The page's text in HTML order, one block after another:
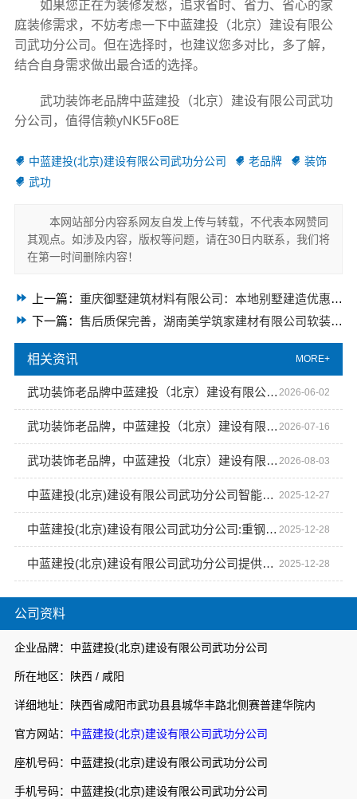
公司资料
企业品牌：中蓝建投(北京)建设有限公司武功分公司
所在地区：陕西 / 咸阳
详细地址：陕西省咸阳市武功县县城华丰路北侧赛普建华院内
官方网站： 中蓝建投(北京)建设有限公司武功分公司
座机号码：中蓝建投(北京)建设有限公司武功分公司
手机号码：中蓝建投(北京)建设有限公司武功分公司
如果您正在为装修发愁，追求省时、省力、省心的家
庭装修需求，不妨考虑一下中蓝建投（北京）建设有限公
司武功分公司。但在选择时，也建议您多对比，多了解，
结合自身需求做出最合适的选择。
武功装饰老品牌中蓝建投（北京）建设有限公司武功
分公司，值得信赖yNK5Fo8E
中蓝建投(北京)建设有限公司武功分公司 老品牌
装饰
武功
本网站部分内容系网友自发上传与转载，不代表本网赞同
其观点。如涉及内容，版权等问题，请在30日内联系，我们将
在第一时间删除内容！
上一篇： 重庆御墅建筑材料有限公司：本地别墅建造优惠活动，抗震防风有保障
下一篇： 售后质保完善，湖南美学筑家建材有限公司软装配套无忧！
相关资讯 MORE+
武功装饰老品牌中蓝建投（北京）建设有限公司武功分公司，值得信赖 2026-06-02
武功装饰老品牌，中蓝建投（北京）建设有限公司武功分公司值得信赖 2026-07-16
武功装饰老品牌，中蓝建投（北京）建设有限公司武功分公司 2026-08-03
中蓝建投(北京)建设有限公司武功分公司智能住宅新技术应用 2025-12-27
中蓝建投(北京)建设有限公司武功分公司:重钢别墅室内外空间美学设计亮点 2025-12-28
中蓝建投(北京)建设有限公司武功分公司提供专业重钢别墅建造服务 2025-12-28